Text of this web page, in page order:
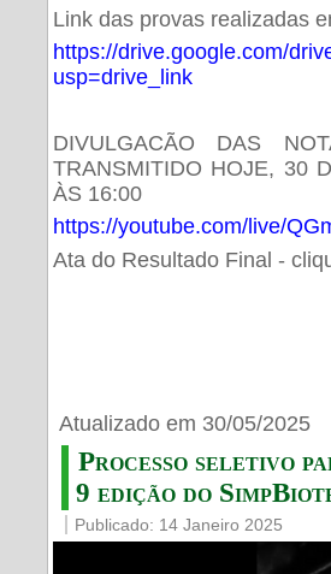
Link das provas realizadas
https://drive.google.com/
usp=drive_link
DIVULGACÃO DAS
TRANSMITIDO HOJE, 30
ÀS 16:00
https://youtube.com/live/
Ata do Resultado Final -
Atualizado em 30/05/2025
Processo seletivo
9 edição do
Publicado: 14 Janeiro 2025